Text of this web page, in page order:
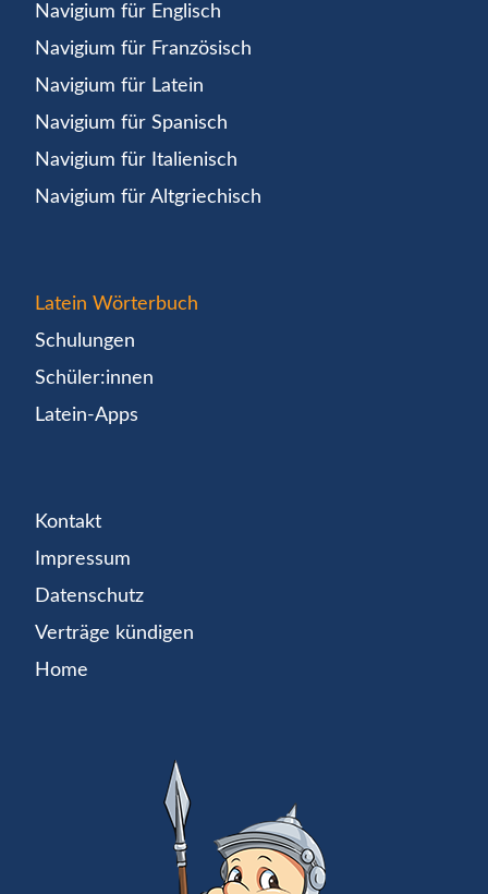
Navigium für Englisch
Navigium für Französisch
Navigium für Latein
Navigium für Spanisch
Navigium für Italienisch
Navigium für Altgriechisch
Latein Wörterbuch
Schulungen
Schüler:innen
Latein-Apps
Kontakt
Impressum
Datenschutz
Verträge kündigen
Home